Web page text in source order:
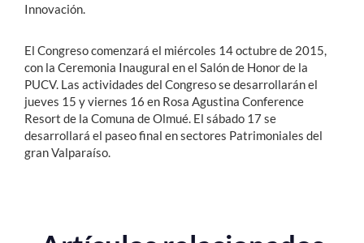
Innovación.
El Congreso comenzará el miércoles 14 octubre de 2015,
con la Ceremonia Inaugural en el Salón de Honor de la
PUCV. Las actividades del Congreso se desarrollarán el
jueves 15 y viernes 16 en Rosa Agustina Conference
Resort de la Comuna de Olmué. El sábado 17 se
desarrollará el paseo final en sectores Patrimoniales del
gran Valparaíso.